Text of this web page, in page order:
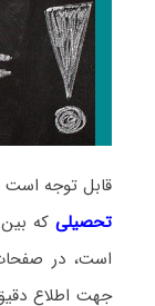
قابل توجه است
تحصیلیکه بین
است، در
جهت اطلاع